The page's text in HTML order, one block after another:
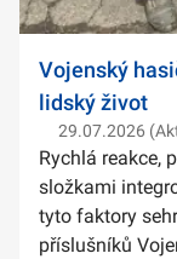
Vojenský
lidský život
29.07.2026
Rychlá reakce,
složkami
tyto faktory
příslušníků